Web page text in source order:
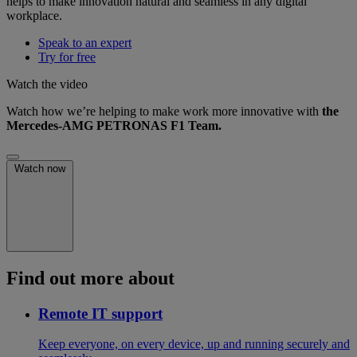
workplace.
Speak to an expert
Try for free
Watch the video
Watch how we’re helping to make work more innovative with the
Mercedes-AMG PETRONAS F1 Team.
Watch now
Find out more about
Remote IT support
Keep everyone, on every device, up and running securely and